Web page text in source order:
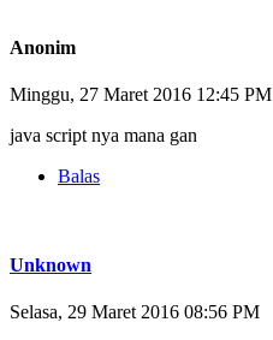
Anonim
Minggu, 27 Maret 2016 12:45 PM
java script nya mana gan
Balas
Unknown
Selasa, 29 Maret 2016 08:56 PM